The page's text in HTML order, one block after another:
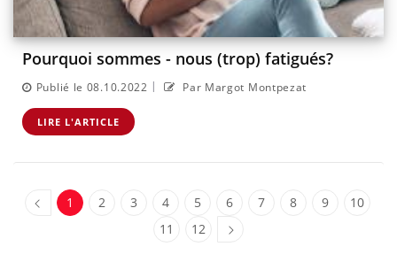
Pourquoi sommes - nous (trop) fatigués?
Publié le 08.10.2022 | Par Margot Montpezat
LIRE L'ARTICLE
1 2 3 4 5 6 7 8 9
10
11
12